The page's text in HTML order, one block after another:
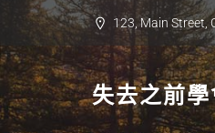
123, Main Street,
失去之前